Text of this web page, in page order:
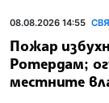
08.08.2026 14:55
Пожар
Ротердам;
местните